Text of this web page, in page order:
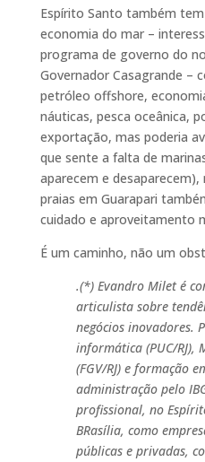
Espírito Santo também
economia do mar –
programa de governo do
Governador Casagrande –
petróleo offshore,
náuticas, pesca oceânica,
exportação, mas poderia
que sente a falta de
aparecem e
praias em Guarapari
cuidado e aproveitamento
É um caminho, não um
.(*) Evandro Milet é
articulista sobre
negócios inovadores.
informática (PUC/RJ),
(FGV/RJ) e formação
administração pelo
profissional, no
BRasília, como
públicas e privadas,